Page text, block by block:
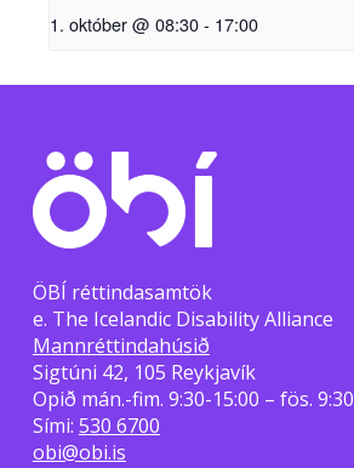
1. október @ 08:30- 17:00
ÖBÍ réttindasamtök
e. The Icelandic Disability Alliance
Mannréttindahúsið
Sigtúni 42, 105 Reykjavík
Opið mán.-fim. 9:30-15:00 – fös.
Sími: 530 6700
obi@obi.is